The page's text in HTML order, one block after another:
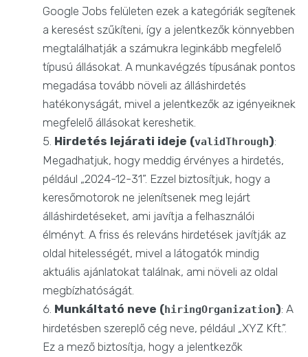
Google Jobs felületen ezek a kategóriák segítenek
a keresést szűkíteni, így a jelentkezők könnyebben
megtalálhatják a számukra leginkább megfelelő
típusú állásokat. A munkavégzés típusának pontos
megadása tovább növeli az álláshirdetés
hatékonyságát, mivel a jelentkezők az igényeiknek
megfelelő állásokat kereshetik.
Hirdetés lejárati ideje (validThrough):
Megadhatjuk, hogy meddig érvényes a hirdetés,
például „2024-12-31”. Ezzel biztosítjuk, hogy a
keresőmotorok ne jelenítsenek meg lejárt
álláshirdetéseket, ami javítja a felhasználói
élményt. A friss és releváns hirdetések javítják az
oldal hitelességét, mivel a látogatók mindig
aktuális ajánlatokat találnak, ami növeli az oldal
megbízhatóságát.
Munkáltató neve (hiringOrganization): A
hirdetésben szereplő cég neve, például „XYZ Kft.”.
Ez a mező biztosítja, hogy a jelentkezők